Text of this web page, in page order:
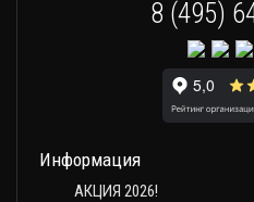
8 (495)
Информация
АКЦИЯ 2026!